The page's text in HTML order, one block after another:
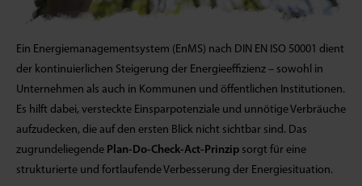
Ein Energiemanagementsystem (EnMS) nach DIN EN ISO 50001 dient
der kontinuierlichen Steigerung der Energieeffizienz – sowohl in
Unternehmen als auch in Kommunen und öffentlichen Institutionen.
Es hilft dabei, versteckte Einsparpotenziale und unnötige Verbräuche
aufzudecken, die auf den ersten Blick nicht sichtbar sind. Das
zugrundeliegende Plan-Do-Check-Act-Prinzip sorgt für eine
strukturierte und fortlaufende Verbesserung der Energiesituation.